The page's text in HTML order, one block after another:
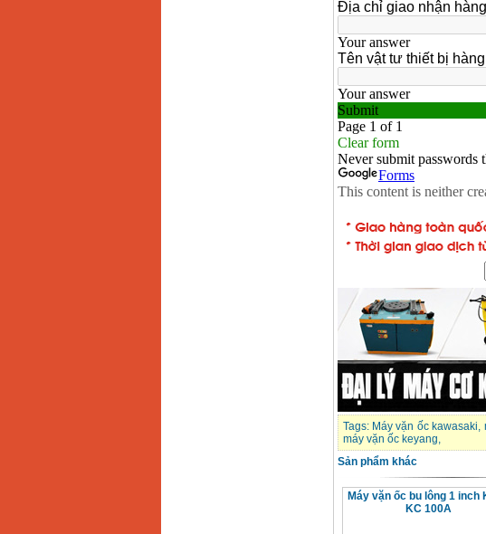
Tags: Máy vặn ốc kawasaki,
máy vặn ốc keyang,
Sản phẩm khác
Máy vặn ốc bu lông 1 inch
KC 100A